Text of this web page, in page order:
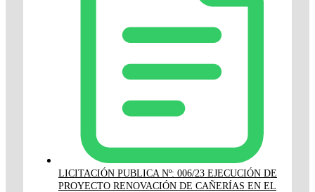
LICITACIÓN PUBLICA Nº: 006/23 EJECUCIÓN DE
PROYECTO RENOVACIÓN DE CAÑERÍAS EN EL